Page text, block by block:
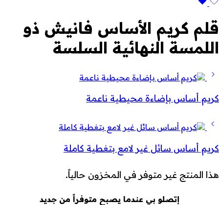
قلم كريم الأساس فانيش ذو
اللمسة النهائية السلسة
كريم أساس بإضاءة محيطية ناعمة
كريم أساس سائل غير لامع بتغطية كاملة
هذا المنتج غير متوفر في المخزون حالياً.
إتصلو بي عندما يصبح متوفراً من جديد